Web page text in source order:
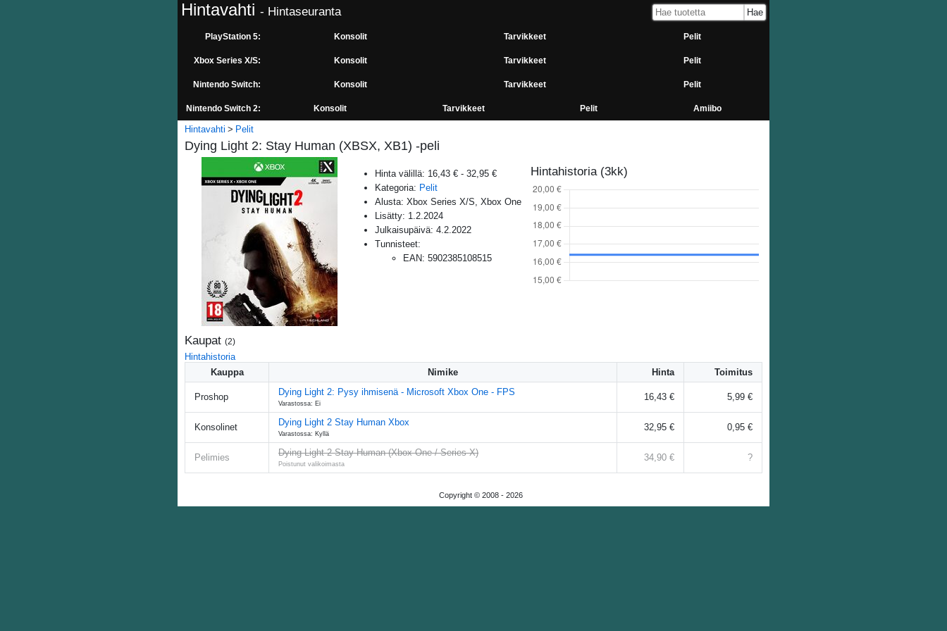
Hintavahti - Hintaseuranta
PlayStation 5: Konsolit Tarvikkeet Pelit
Xbox Series X/S: Konsolit Tarvikkeet Pelit
Nintendo Switch: Konsolit Tarvikkeet Pelit
Nintendo Switch 2: Konsolit Tarvikkeet Pelit Amiibo
Hintavahti Pelit
Dying Light 2: Stay Human (XBSX, XB1) -peli
Hinta välillä: 16,43 € - 32,95 €
Kategoria: Pelit
Alusta: Xbox Series X/S, Xbox One
Lisätty: 1.2.2024
Julkaisupäivä: 4.2.2022
Tunnisteet:
EAN: 5902385108515
Hintahistoria (3kk)
Kaupat (2)
Hintahistoria
Kauppa
Nimike Hinta Toimitus
Proshop Dying Light 2: Pysy ihmisenä - Microsoft Xbox One - FPS
Varastossa: Ei
16,43 € 5,99 €
Konsolinet Dying Light 2 Stay Human Xbox
Varastossa: Kyllä
32,95 € 0,95 €
Pelimies Dying Light 2 Stay Human (Xbox One / Series X)
Poistunut valikoimasta
34,90 € ?
Copyright © 2008 - 2026